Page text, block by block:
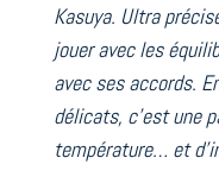
Kasuya. Ultra
jouer avec les
avec ses accords.
délicats, c’est une
température… et